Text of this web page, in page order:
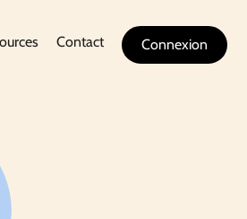
Contact Connexion